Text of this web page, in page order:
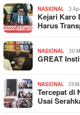
NASIONAL 3
Kejari Karo
Harus
NASIONAL 30
GREAT
NASIONAL 28
Tercepat di
Usai